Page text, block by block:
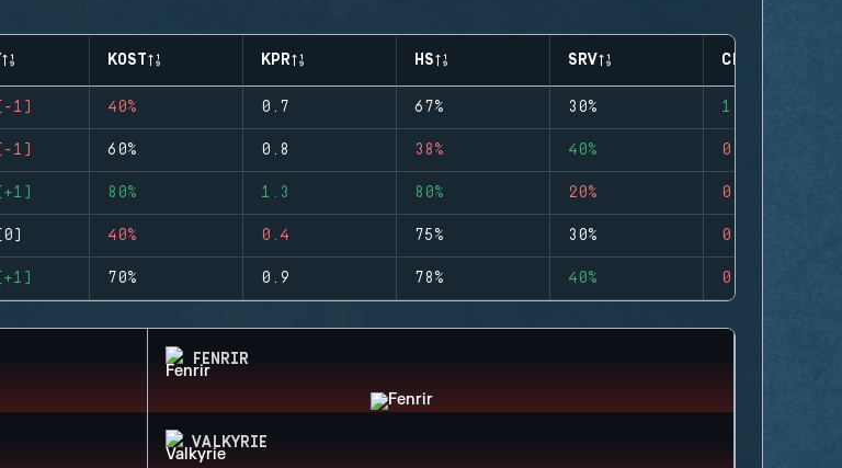
KOST KPR HS SRV CLUTCHES
1) 40% 0.7 67% 30% 1
1) 60% 0.8 38% 40% 0
80% 1.3 80% 20% 0
40% 0.4 75% 30% 0
70% 0.9 78% 40% 0
FENRIR
VALKYRIE